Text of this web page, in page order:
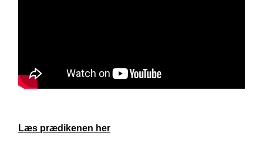
Læs prædikenen her